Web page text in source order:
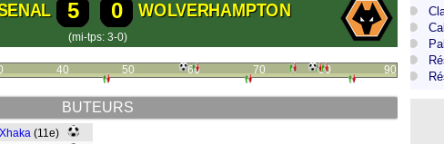
5 0 WOLVERHAMPTON
(mi-tps: 3-0)
40 50 60 70 80 90
BUTEURS
(11e)